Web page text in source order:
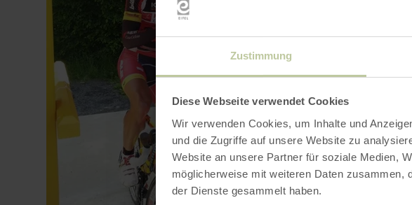
Zustimmung
Diese Webseite verwendet Cookies
Wir verwenden Cookies, um Inhalte und
und die Zugriffe auf unsere Website zu
Website an unsere Partner für soziale Medien,
möglicherweise mit weiteren Daten zusammen,
der Dienste gesammelt haben.